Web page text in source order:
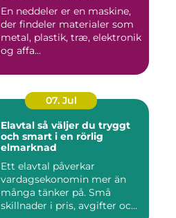
En neddeler er en maskine,
der findeler materialer som
metal, plastik, træ, elektronik
og affa...
07. Jul
Elavtal så väljer du tryggt
och smart i en rörlig
elmarknad
Ett elavtal påverkar
vardagsekonomin mer än
många tänker på. Små
skillnader i pris, avgifter och